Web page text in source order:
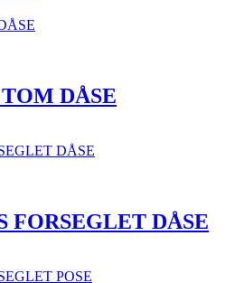
DÅSE
FORSEGLET DÅSE